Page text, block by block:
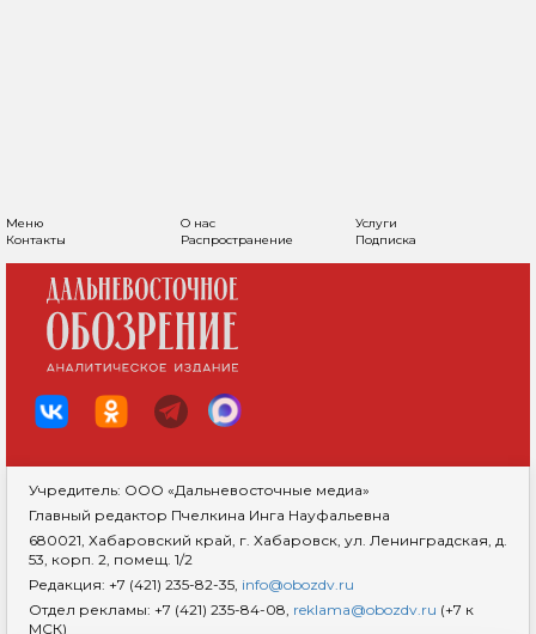
Меню О нас
Услуги
Контакты
Распространение Подписка
Учредитель: ООО «Дальневосточные медиа»
Главный редактор Пчелкина Инга Науфальевна
680021, Хабаровский край, г. Хабаровск, ул. Ленинградская, д.
53, корп. 2, помещ. 1/2
Редакция: +7 (421) 235-82-35, info@obozdv.ru
Отдел рекламы: +7 (421) 235-84-08, reklama@obozdv.ru (+7 к
МСК)